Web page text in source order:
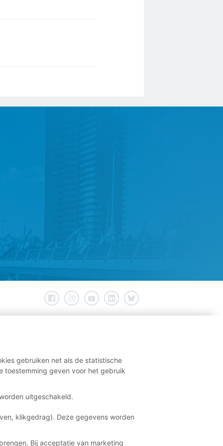
gebruiken net als de statistische
toestemming geven voor het gebruik
uitgeschakeld.
klikgedrag). Deze gegevens worden
Bij acceptatie van marketing